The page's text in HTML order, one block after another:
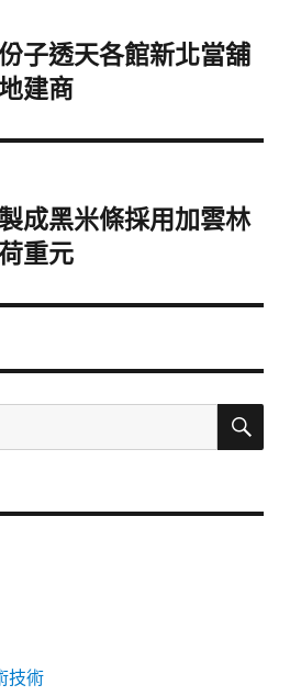
子透天各館新北當舖
建商
成黑米條採用加雲林
重元
搜
技術